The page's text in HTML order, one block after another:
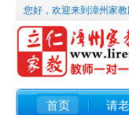
您好，欢迎来到漳州家教
首页 请